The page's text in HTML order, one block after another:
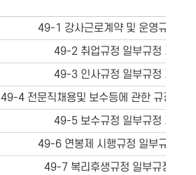
49-1 강사근로계약 및 운영규정 제
49-2 취업규정 일부규정 개정안
49-3 인사규정 일부규정 개정안
49-4 전문직채용및 보수등에 관한 규정 일
49-5 보수규정 일부규정 개정안
49-6 연봉제 시행규정 일부규정 개
49-7 복리후생규정 일부규정 개정